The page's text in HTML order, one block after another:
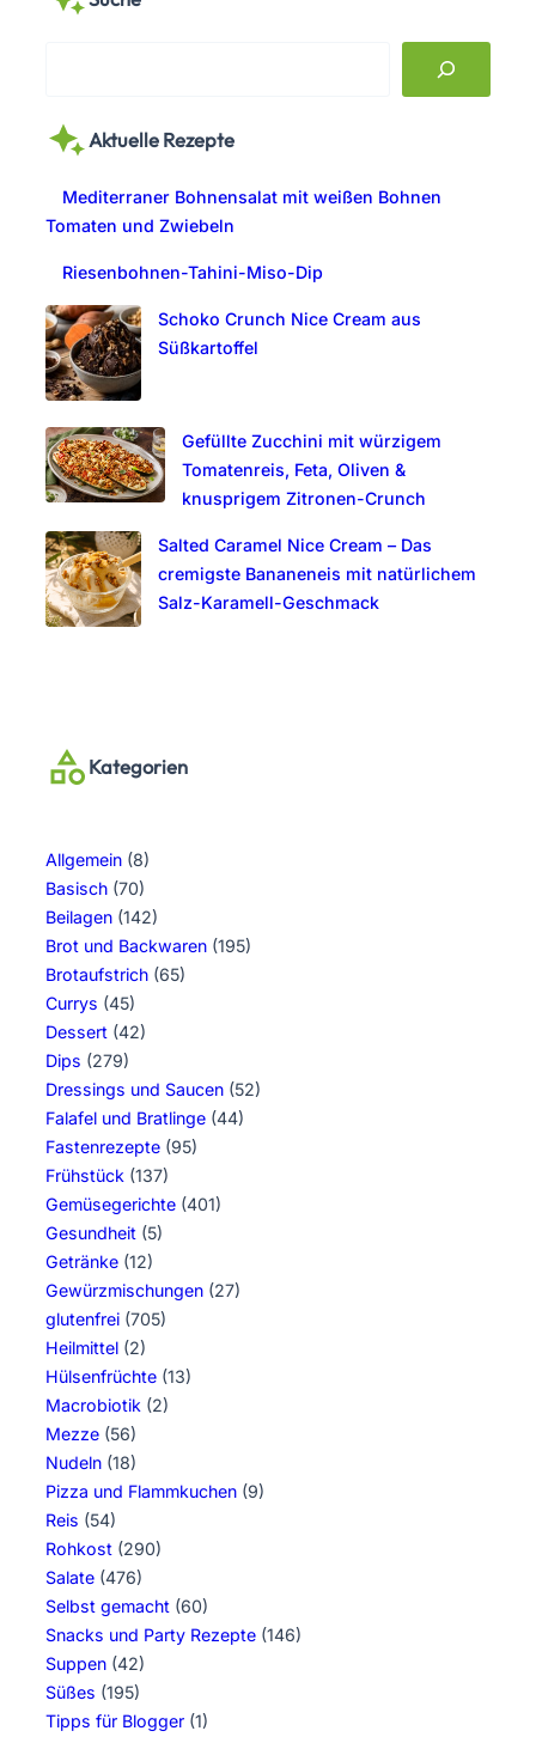
r
Aktuelle Rezepte
Mediterraner Bohnensalat mit weißen Bohnen
Tomaten und Zwiebeln
Riesenbohnen-Tahini-Miso-Dip
Schoko Crunch Nice Cream aus
Süßkartoffel
Gefüllte Zucchini mit würzigem
Tomatenreis, Feta, Oliven &
knusprigem Zitronen-Crunch
Salted Caramel Nice Cream – Das
cremigste Bananeneis mit natürlichem
Salz-Karamell-Geschmack
Kategorien
Allgemein (8)
Basisch (70)
Beilagen (142)
Brot und Backwaren (195)
Brotaufstrich (65)
Currys (45)
Dessert (42)
Dips (279)
Dressings und Saucen (52)
Falafel und Bratlinge (44)
Fastenrezepte (95)
Frühstück (137)
Gemüsegerichte (401)
Gesundheit (5)
Getränke (12)
Gewürzmischungen (27)
glutenfrei (705)
Heilmittel (2)
Hülsenfrüchte (13)
Macrobiotik (2)
Mezze (56)
Nudeln (18)
Pizza und Flammkuchen (9)
Reis (54)
Rohkost (290)
Salate (476)
Selbst gemacht (60)
Snacks und Party Rezepte (146)
Suppen (42)
Süßes (195)
Tipps für Blogger (1)